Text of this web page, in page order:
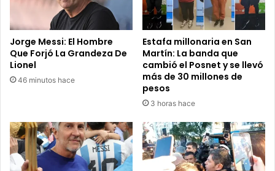
Jorge Messi: El Hombre
Que Forjó La Grandeza De
Lionel
46 minutos hace
Estafa millonaria en San
Martín: La banda que
cambió el Posnet y se llevó
más de 30 millones de
pesos
3 horas hace